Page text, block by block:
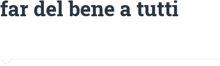
far del bene a tutti